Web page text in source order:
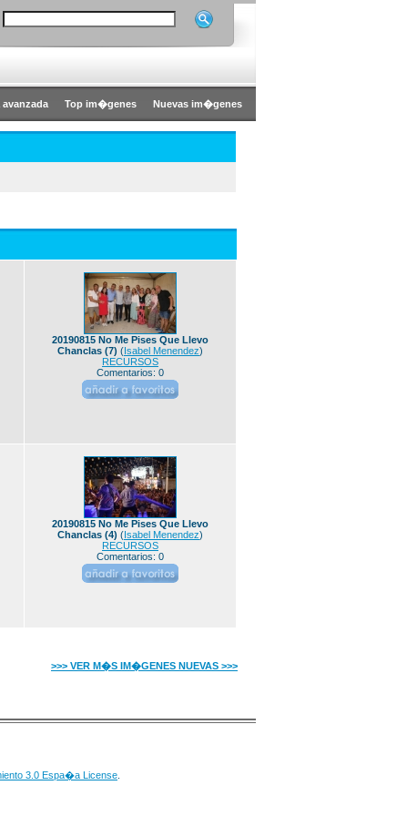
Top im�genes Nuevas im�genes
20190815 No Me Pises Que Llevo
Chanclas (7) (Isabel Menendez)
RECURSOS
Comentarios: 0
20190815 No Me Pises Que Llevo
Chanclas (4) (Isabel Menendez)
RECURSOS
Comentarios: 0
>>> VER M�S IM�GENES NUEVAS >>>
3.0 Espa�a License